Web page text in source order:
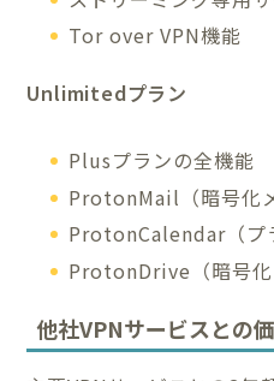
Tor over VPN機能
Unlimitedプラン
Plusプランの全機能
ProtonMail（暗号化
ProtonCalendar（プ
ProtonDrive（暗号化
他社VPNサービスとの